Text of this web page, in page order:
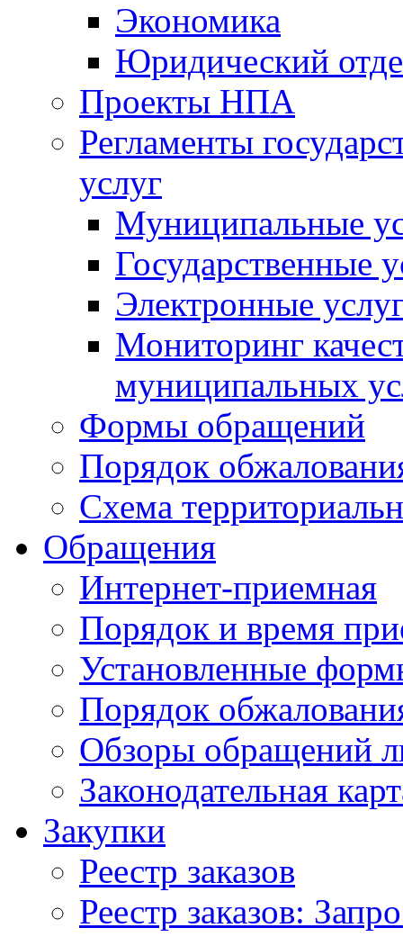
Экономика
Юридический
Проекты НПА
Регламенты
услуг
Муниципальные
Государственные
Электронные
Мониторинг
муниципальных
Формы обращений
Порядок
Схема
Обращения
Интернет-приемная
Порядок и время
Установленные
Порядок
Обзоры обращений
Законодательная
Закупки
Реестр заказов
Реестр заказов: